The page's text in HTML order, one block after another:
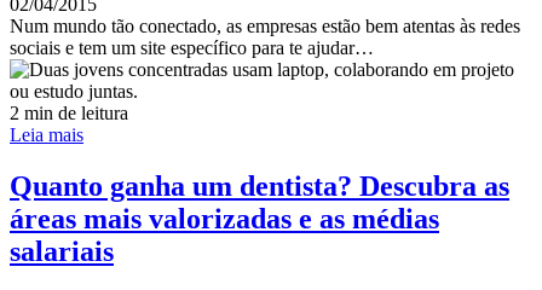
02/04/2015
Num mundo tão conectado, as empresas estão bem atentas às redes
sociais e tem um site específico para te ajudar…
2 min de leitura
Leia mais
Quanto ganha um dentista? Descubra as
áreas mais valorizadas e as médias
salariais